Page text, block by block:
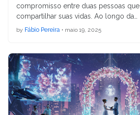
compromisso entre duas pessoas
compartilhar suas vidas. Ao longo da…
by Fábio Pereira • maio 19, 2025